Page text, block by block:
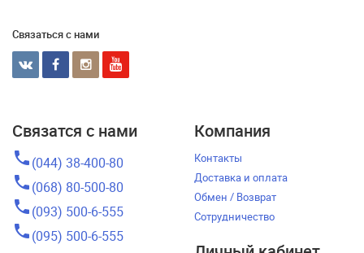
Связаться с нами
Связатся с нами
phone(044) 38-400-80
phone(068) 80-500-80
phone(093) 500-6-555
phone(095) 500-6-555
Компания
Контакты
Доставка и оплата
Обмен / Возврат
Сотрудничество